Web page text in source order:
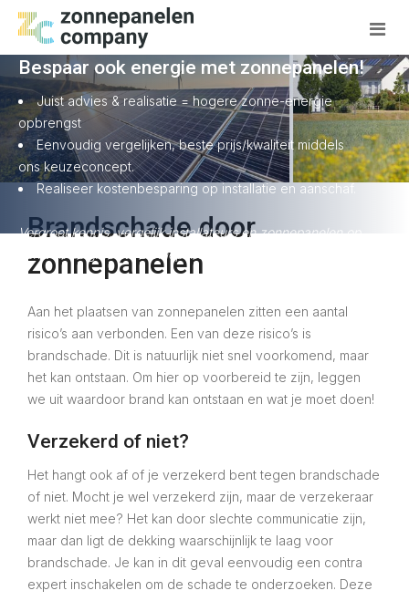
Uitleg +
Kosten +
Omvormer +
Bespaar ook energie met zonnepanelen!
Juist advies & realisatie = hogere zonne-energie
opbrengst
Eenvoudig vergelijken, beste prijs/kwaliteit middels
ons keuzeconcept.
Realiseer kostenbesparing op installatie en aanschaf.
Vergroot kennis, vergelijk installateurs en zonnepanelen op
één van de grootste zonnepanelen websites
Brandschade door
zonnepanelen
Aan het plaatsen van zonnepanelen zitten een aantal
risico’s aan verbonden. Een van deze risico’s is
brandschade. Dit is natuurlijk niet snel voorkomend, maar
het kan ontstaan. Om hier op voorbereid te zijn, leggen
we uit waardoor brand kan ontstaan en wat je moet doen!
Verzekerd of niet?
Het hangt ook af of je verzekerd bent tegen brandschade
of niet. Mocht je wel verzekerd zijn, maar de verzekeraar
werkt niet mee? Het kan door slechte communicatie zijn,
maar dan ligt de dekking waarschijnlijk te laag voor
brandschade. Je kan in dit geval eenvoudig een contra
expert inschakelen om de schade te onderzoeken. Deze